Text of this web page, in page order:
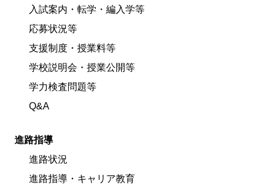
入試案内・転学・編入学等
応募状況等
支援制度・授業料等
学校説明会・授業公開等
学力検査問題等
Q&A
進路指導
進路状況
進路指導・キャリア教育